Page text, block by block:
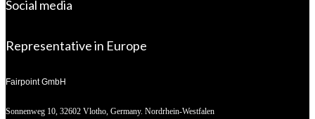
Social media
Representative in Europe
Fairpoint GmbH
Sonnenweg 10, 32602 Vlotho, Germany. Nordrhein-Westfalen